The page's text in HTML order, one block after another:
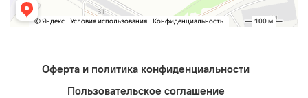
Оферта и политика конфиденциальности
Пользовательское соглашение